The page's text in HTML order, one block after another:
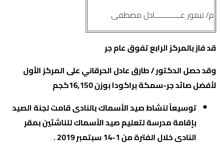
م/ تيمور عـــــــــــــادل مصطفى
قد فاز بالمركز الرابع تفوق عام جر
وقد حصل الدكتور / طارق عادل الحرقاني على المركز الأول
لأفضل صائد جر-سمكة براكودا بوزن 16,150كجم
توسيعاً لنشاط صيد الأسماك بالنادى قامت لجنة الصيد
بإقامة مدرسة لتعليم صيد الأسماك للناشئين بمقر
النادى خلال الفترة من 1-14 سبتمبر 2019 .